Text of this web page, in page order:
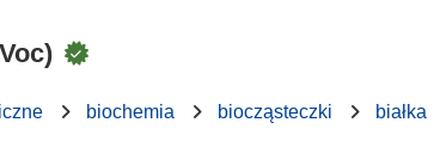
biochemia biocząsteczki białka